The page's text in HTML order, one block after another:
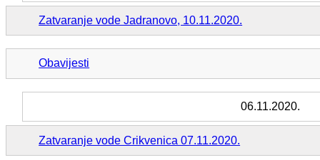
Zatvaranje vode Jadranovo, 10.11.2020.
Obavijesti
06.11.2020.
Zatvaranje vode Crikvenica 07.11.2020.